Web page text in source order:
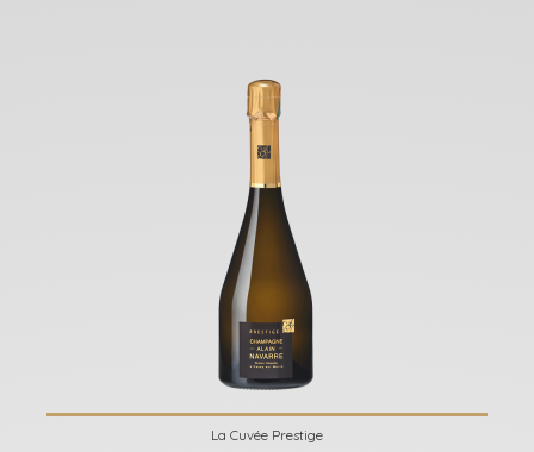
La Cuvée Prestige